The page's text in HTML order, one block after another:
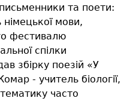
та поети:
мови,
фестивалю
спілки
збірку поезій «У
- учитель біології,
часто